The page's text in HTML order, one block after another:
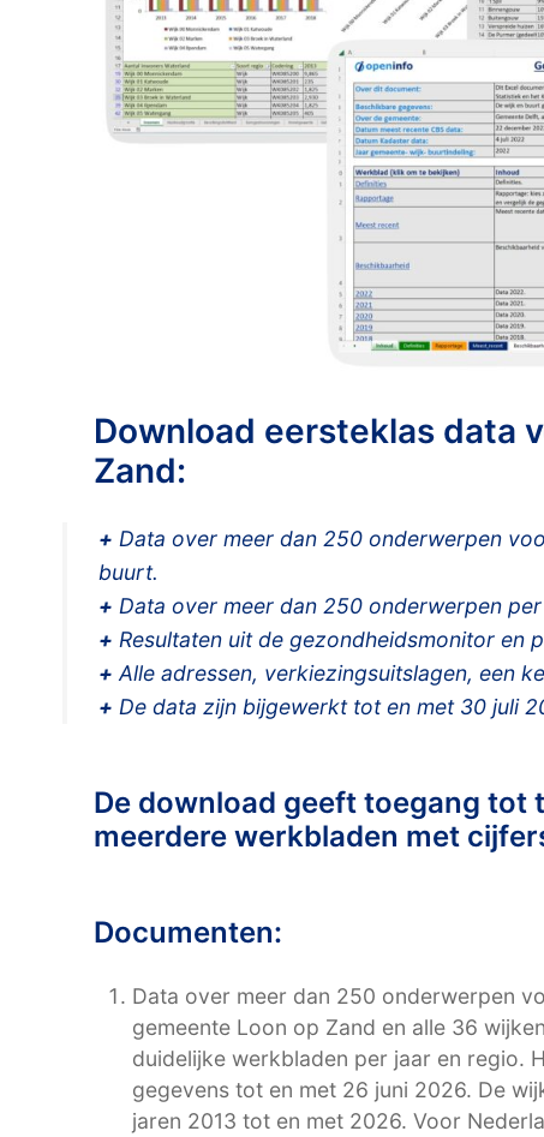
Download eersteklas data
Zand:
+ Data over meer dan 250 onderwerpen
buurt.
+ Data over meer dan 250 onderwerpen
+ Resultaten uit de gezondheidsmonitor en
+ Alle adressen, verkiezingsuitslagen, een
+ De data zijn bijgewerkt tot en met 30 juli
De download geeft toegang
meerdere werkbladen met
Documenten:
Data over meer dan 250 onderwerpen
gemeente Loon op Zand en alle 36
duidelijke werkbladen per jaar en regio.
gegevens tot en met 26 juni 2026. De
jaren 2013 tot en met 2026. Voor